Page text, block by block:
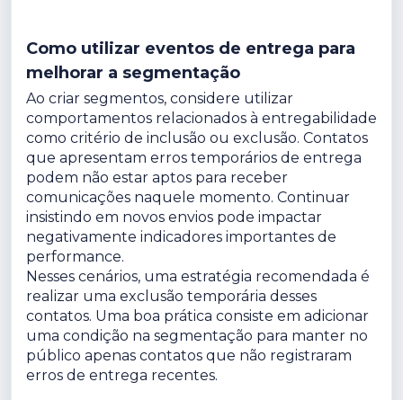
Como utilizar eventos de entrega para
melhorar a segmentação
Ao criar segmentos, considere utilizar
comportamentos relacionados à entregabilidade
como critério de inclusão ou exclusão. Contatos
que apresentam erros temporários de entrega
podem não estar aptos para receber
comunicações naquele momento. Continuar
insistindo em novos envios pode impactar
negativamente indicadores importantes de
performance.
Nesses cenários, uma estratégia recomendada é
realizar uma exclusão temporária desses
contatos. Uma boa prática consiste em adicionar
uma condição na segmentação para manter no
público apenas contatos que não registraram
erros de entrega recentes.